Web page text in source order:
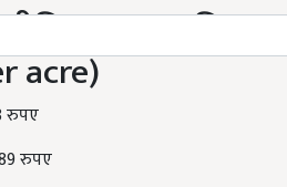
बीमित रकम (प्रति
acre)
रुपए
रुपए